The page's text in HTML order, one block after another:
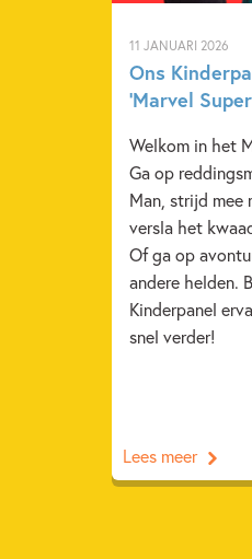
11 JANUARI 2026
Ons
‘Marvel
Welkom in het
Ga op
Man, strijd mee
versla het
Of ga op
andere helden.
Kinderpanel
snel verder!
Lees meer